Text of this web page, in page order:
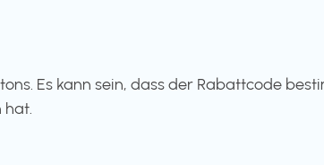
Es kann sein, dass der Rabattcode
hat.